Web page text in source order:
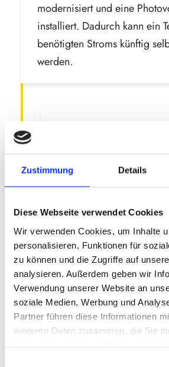
Zustimmung Details
Diese Webseite verwendet Cookies
Wir verwenden Cookies, um Inhalte
personalisieren, Funktionen für
zu können und die Zugriffe auf
analysieren. Außerdem geben wir
Verwendung unserer Website an
soziale Medien, Werbung und
Partner führen diese Informationen
weiteren Daten zusammen, die Sie
modernisiert und eine
installiert. Dadurch kann ein
benötigten Stroms künftig
werden.
2025 – Innovation,
Maschinen,
Abläufe. Die NW-
GmbH erhält
gewerblichen
stärkt den
gemeinsame